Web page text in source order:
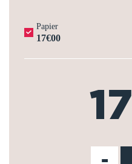
Papier
17€00
17
-